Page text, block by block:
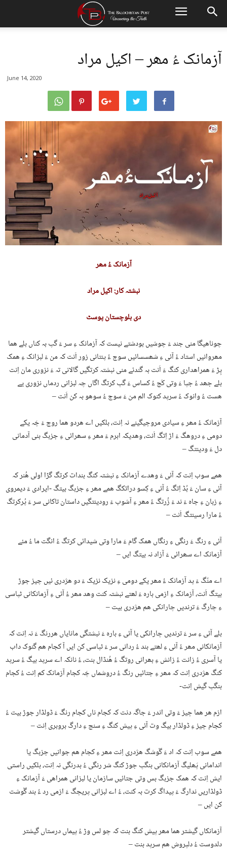
آزمانک ءُ مھر – اکیل مراد
June 14, 2020
آزمانک ءُ مھر
نبشتہ کار: اکیل مراد
دی بلوچستان پوسٹ
چوناھیگا منی جند ءَ چوشیں بودشتے نیست کہ آزمانک ءِ سر ءَ گپ بہ کناں بلے ھما
مھروانیں استاد ءُ آئی ءِ شھسسائیں سوج ءُ پنتانی زور اَنت کہ من ءَ لبزانک ءِ ھمک
پِڑ ءَ ھمراھداری کنگ ءَ اَنت بہ گندئے منی نبشتہ کرتگیں گالانی تہ ءَ نزوری مان اِنت
بلے جھد ءُ جپا ءَ وتی کَچ ءُ کساس ءَ گپ کرتگ اگاں چہ لبزانی ردماں نزوری یے
ھست ءُ وانوک ءُ سرپد کنوک الم من ءَ سوج ءُ سوھو بہ کن اَنت –
آزمانک ءُ مھر ءِ سیادی مروچیگینے نہ اِنت، بلکیں اے ھردو ھما روچ ءَ چَہ یکے
دومی ءِ دروھگ ءَ اڑ اِتگ اَنت، وھدیکہ ابرم ءَ مھر ءِ سھرائی ءِ جزبگ بنی آدمانی
دل ءَ ودینتگ –
ھمے سوب اِنت کہ آئی ءَ وھدے آزمانک ءِ نبشتہ کنگ بندات کرتگ گڑا اولی ھُنر کہ
آئی ءِ سان ءَ بُڈ اِتگ ءُ آئی ءِ کِسو دراتکگ ھمے مھر ءِ جزبگ بیتگ -ایرادی ءَ دیمروی
ءِ زبان ءِ جاہ ءَ ند ءَ زُرتگ ءُ مھر ءِ آشوب ءَ رودینتگیں داستان تاکانی سر ءَ پُرکرتگ
ءُ مارا رسینتگ اَنت –
آئی ءِ رنگ ءَ رنگی ءِ رنگاں ھمک گام ءَ مارا وتی شیدائی کرتگ ءُ انگت ما ءُ مئے
آزمانک اے سھرائی ءَ آزاد نہ بیتگ ایں –
اے منّگ ءَ پد آزمانک ءُ مھر یکے دومی ءِ نزیک نزیک ءَ دو ھژدری ئیں چیز جوڑ
بیتگ اَنت، آزمانک ءِ ازمی بارہ ءَ لھتے نبشتہ کنت وھد مھر ءُ آئی ءِ آزمانکانی ٹپاسی
ءِ چارگ ءَ ترندیں چارانکی ھم ھژدری بیت –
بلے آئی ءِ سر ءَ ترندیں چارانکی یا آئی ءِ بارہ ءَ نبشتگی مانایاں ھررنگ ءَ نہ اِنت کہ
آزمانکانی مھر ءُ آئی ءِ لھتے بند ءُ ردانی سر ءَ ٹپاسی کن ایں آ کجام ھم گنوک داب
یا آسری ءُ زانت ءُ زانش ءِ بھرانی روتگ ءُ ھُنڈال بنت، ءُ نانکہ اے سرپد بیگ ءُ سرپد
کنگ ھژدری اِنت کہ مھر ءِ جتائیں رنگ ءُ دروشماں چَہ کجام آزمانک کم اِنت ءُ کجام
بنگپ گیش اِنت-
ازم ھر ھما چیز ءَ وتی اندر ءَ جاگہ دنت کہ کجام ناں کجام رنگ ءَ ڈولڈار جوڑ بیت ءُ
کجام چیز ءِ ڈولڈار بیگ وت آئی ءِ پیش کنگ ءِ سنچ ءِ دارگ بروبری اِنت –
ھمے سوب اِنت کہ اد ءَ گْوشگ ھژدری اِنت مھر ءِ کجام ھم جوانیں جزبگ یا
اندامانی پَھلیگ آزمانکانی بنگپ جوڑ کنگ شر رنگی ءُ بدرنگی نہ اِنت، بلکیں راستی
ایش اِنت کہ ھمک جزبگ بس وتی جتائیں سازمان یا لبزانی ھمراھی ءَ آزمانک ءِ
ڈولڈاریں ندارگ ءَ پیداگ کرت بہ کنت، ءُ اے لبزانی پریچگ ءَ ازمی رد ءُ بند گْوشت
کن ایں –
آزمانکاں گیشتر ھما مھر پیش کنگ بنت کہ چو لس وڑ ءُ پیماں درستاں گیشتر
دلدوست ءُ دلپروش ھم سرپد بنت –